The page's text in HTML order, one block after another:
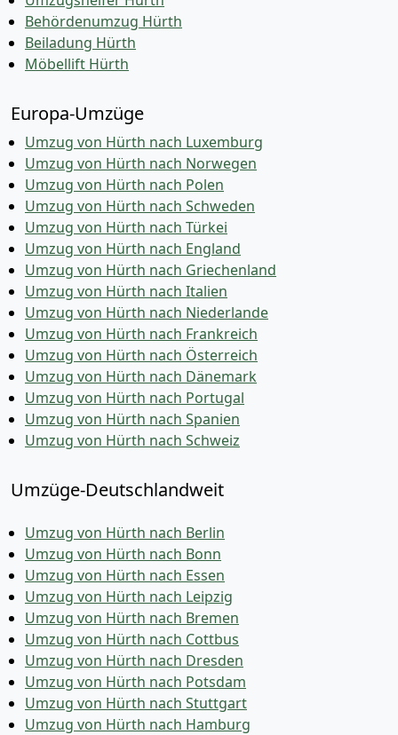
Behördenumzug Hürth
Beiladung Hürth
Möbellift Hürth
Europa-Umzüge
Umzug von Hürth nach Luxemburg
Umzug von Hürth nach Norwegen
Umzug von Hürth nach Polen
Umzug von Hürth nach Schweden
Umzug von Hürth nach Türkei
Umzug von Hürth nach England
Umzug von Hürth nach Griechenland
Umzug von Hürth nach Italien
Umzug von Hürth nach Niederlande
Umzug von Hürth nach Frankreich
Umzug von Hürth nach Österreich
Umzug von Hürth nach Dänemark
Umzug von Hürth nach Portugal
Umzug von Hürth nach Spanien
Umzug von Hürth nach Schweiz
Umzüge-Deutschlandweit
Umzug von Hürth nach Berlin
Umzug von Hürth nach Bonn
Umzug von Hürth nach Essen
Umzug von Hürth nach Leipzig
Umzug von Hürth nach Bremen
Umzug von Hürth nach Cottbus
Umzug von Hürth nach Dresden
Umzug von Hürth nach Potsdam
Umzug von Hürth nach Stuttgart
Umzug von Hürth nach Hamburg